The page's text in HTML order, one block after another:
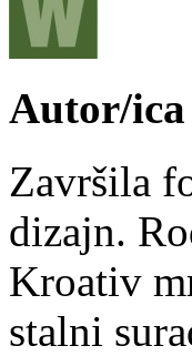
Autor/ica
Završila
dizajn.
Kroativ
stalni